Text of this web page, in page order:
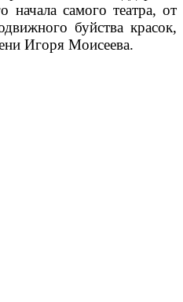
начала самого театра, от
буйства красок,
Игоря Моисеева.